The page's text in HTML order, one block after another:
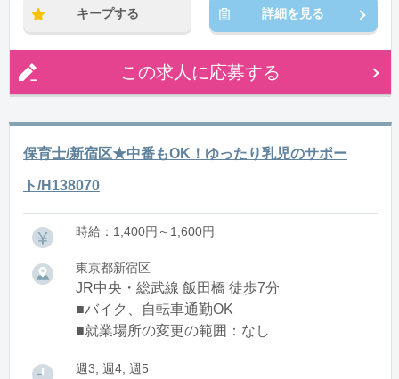
キープする 詳細を見る
この求人に応募する
保育士/新宿区★中番もOK！ゆったり乳児のサポー
ト/H138070
時給：1,400円～1,600円
東京都新宿区
JR中央・総武線 飯田橋 徒歩7分
■バイク、自転車通勤OK
■就業場所の変更の範囲：なし
週3, 週4, 週5